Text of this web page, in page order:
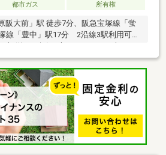
都市ガス 所有権
阪大前」駅 徒歩7分、阪急宝塚線「蛍
線「豊中」駅17分 2沿線3駅利用可能
戸＋作業場の間取りの屋建です。リフ
です。・前面道路 公道です。※お土地
。まずはお気軽にお問合せください。